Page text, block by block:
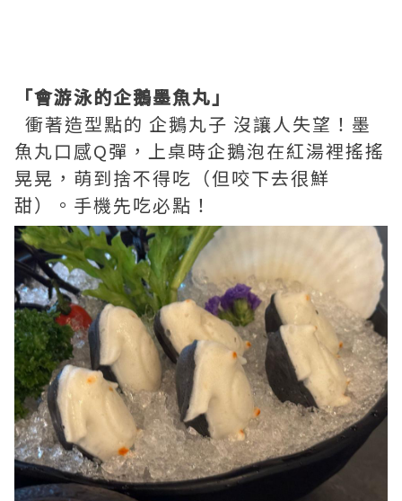
「會游泳的企鵝墨魚丸」
衝著造型點的 企鵝丸子 沒讓人失望！墨
魚丸口感Q彈，上桌時企鵝泡在紅湯裡搖搖
晃晃，萌到捨不得吃（但咬下去很鮮
甜）。手機先吃必點！